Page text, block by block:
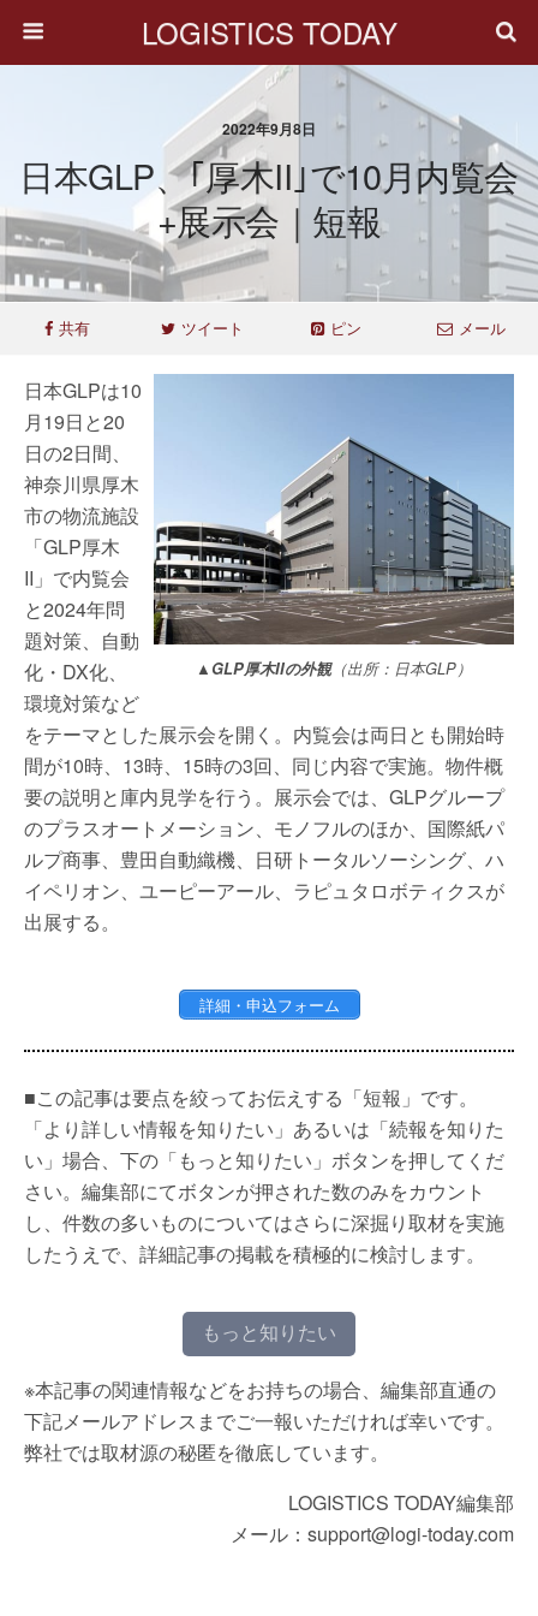
LOGISTICS TODAY
2022年9月8日
日本GLP、｢厚木II｣で10月内覧会
+展示会｜短報
共有 ツイート ピン メール
▲GLP厚木IIの外観（出所：日本GLP）
日本GLPは10
月19日と20
日の2日間、
神奈川県厚木
市の物流施設
「GLP厚木
II」で内覧会
と2024年問
題対策、自動
化・DX化、
環境対策など
をテーマとした展示会を開く。内覧会は両日とも開始時
間が10時、13時、15時の3回、同じ内容で実施。物件概
要の説明と庫内見学を行う。展示会では、GLPグループ
のプラスオートメーション、モノフルのほか、国際紙パ
ルプ商事、豊田自動織機、日研トータルソーシング、ハ
イペリオン、ユーピーアール、ラピュタロボティクスが
出展する。
詳細・申込フォーム
■この記事は要点を絞ってお伝えする「短報」です。
「より詳しい情報を知りたい」あるいは「続報を知りた
い」場合、下の「もっと知りたい」ボタンを押してくだ
さい。編集部にてボタンが押された数のみをカウント
し、件数の多いものについてはさらに深掘り取材を実施
したうえで、詳細記事の掲載を積極的に検討します。
もっと知りたい
※本記事の関連情報などをお持ちの場合、編集部直通の
下記メールアドレスまでご一報いただければ幸いです。
弊社では取材源の秘匿を徹底しています。
LOGISTICS TODAY編集部
メール：support@logi-today.com